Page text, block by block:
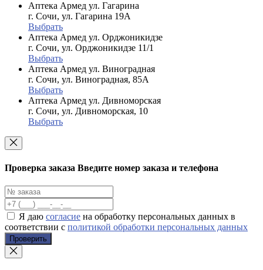
Аптека Армед ул. Гагарина
г. Сочи, ул. Гагарина 19А
Выбрать
Аптека Армед ул. Орджоникидзе
г. Сочи, ул. Орджоникидзе 11/1
Выбрать
Аптека Армед ул. Виноградная
г. Сочи, ул. Виноградная, 85А
Выбрать
Аптека Армед ул. Дивноморская
г. Сочи, ул. Дивноморская, 10
Выбрать
Проверка заказа Введите номер заказа и телефона
Я даю согласие на обработку персональных данных в
соответствии с политикой обработки персональных данных
Проверить